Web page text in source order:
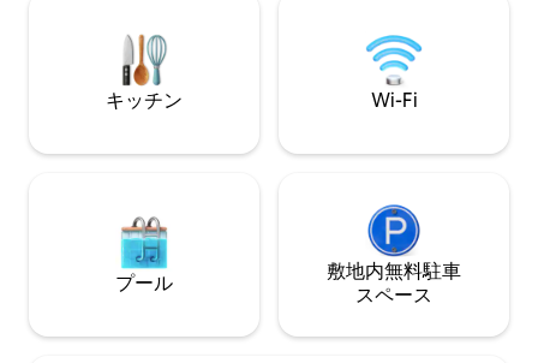
料Wi-Fi、スマートテレビ、エアコン、完
全なキッチン、バスルームなどのすべて
のアメニティが備わっています。
タのピックアップ
ベビーベッドあり
キッチン Wi-Fi
プール
敷地内無料駐⁠車
ス⁠ペ⁠ー⁠ス